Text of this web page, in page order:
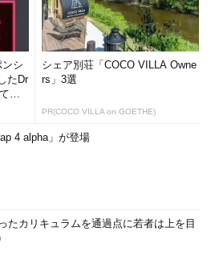
シ
たDr
シェア別荘「COCO VILLA Owne
rs」3選
PR(COCO VILLA on GOETHE)
4 alpha」が登場
たカリキュラムを通過点に若者は上を目